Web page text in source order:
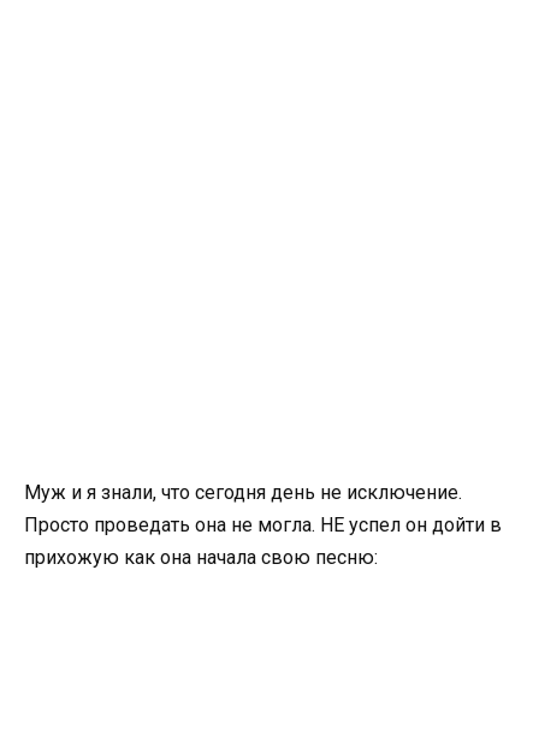
Муж и я знали, что сегодня день не исключение.
Просто проведать она не могла. НЕ успел он дойти в
прихожую как она начала свою песню: